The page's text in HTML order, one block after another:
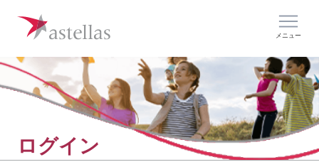
メニュー
ログイン